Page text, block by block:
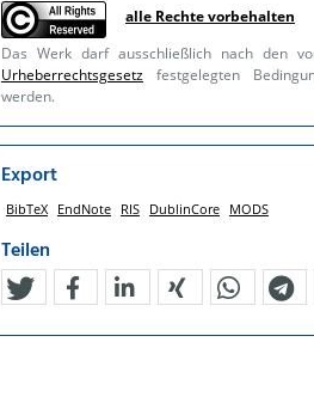
alle Rechte vorbehalten
Das Werk darf ausschließlich nach den
Urheberrechtsgesetz festgelegten
werden.
Export
BibTeX EndNote RIS DublinCore MODS
Teilen